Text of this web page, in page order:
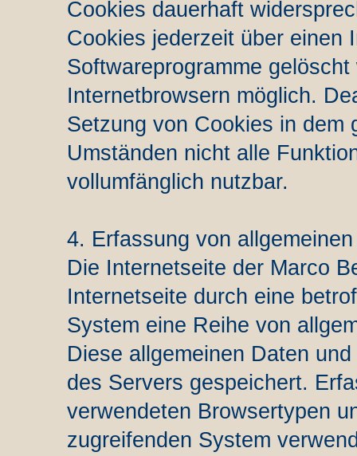
Cookies dauerhaft
Cookies jederzeit über einen
Softwareprogramme
Internetbrowsern möglich.
Setzung von Cookies in dem
Umständen nicht alle
vollumfänglich nutzbar.
4. Erfassung von
Die Internetseite der Marco
Internetseite durch eine
System eine Reihe von
Diese allgemeinen Daten
des Servers gespeichert.
verwendeten Browsertypen
zugreifenden System